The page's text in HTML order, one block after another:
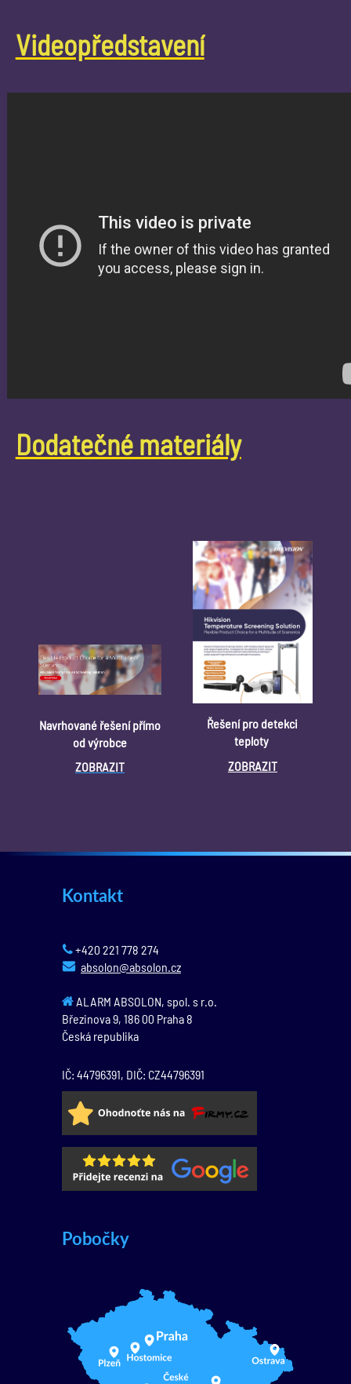
Videopředstavení
Dodatečné materiály
Navrhované řešení přímo
od výrobce
ZOBRAZIT
Řešení pro detekci
teploty
ZOBRAZIT
Kontakt
+420 221 778 274
absolon@absolon.cz
ALARM ABSOLON, spol. s r.o.
Březinova 9, 186 00 Praha 8
Česká republika
IČ: 44796391, DIČ: CZ44796391
Pobočky